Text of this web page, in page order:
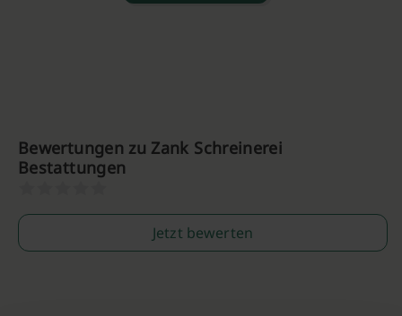
Bewertungen zu Zank Schreinerei
Bestattungen
Jetzt bewerten